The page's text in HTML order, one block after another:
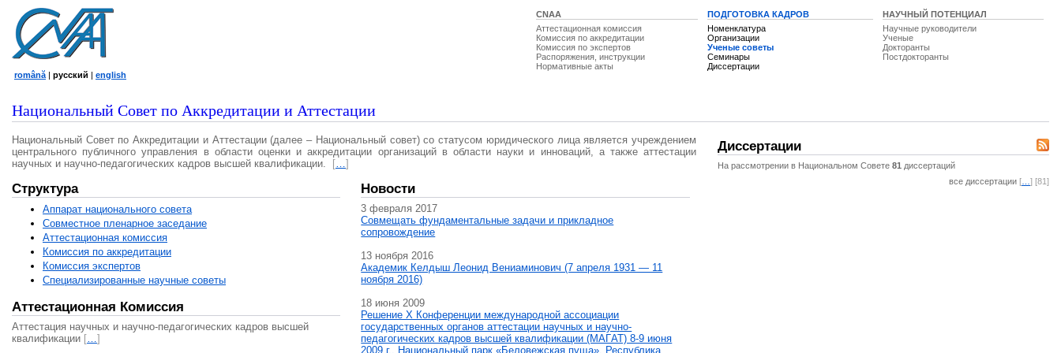
CNAA
Аттестационная комиссия
Комиссия по аккредитации
Комиссия по экспертов
Распоряжения, инструкции
Нормативные акты
ПОДГОТОВКА КАДРОВ
Номенклатура
Организации
Ученые советы
Семинары
Диссертации
НАУЧНЫЙ ПОТЕНЦИАЛ
Научные руководители
Ученые
Докторанты
Постдокторанты
română | русский | english
Национальный Совет по Аккредитации и Аттестации
Национальный Совет по Аккредитации и Аттестации (далее – Национальный совет) со статусом юридического лица является учреждением
центрального публичного управления в области оценки и аккредитации организаций в области науки и инноваций, а также аттестации
научных и научно-педагогических кадров высшей квалификации.
[…]
Структура
Аппарат национального совета
Совместное пленарное заседание
Аттестационная комисcия
Комиссия по аккредитации
Комиссия экспертов
Специализированные научные советы
Аттестационная Комиссия
Аттестация научных и научно-педагогических кадров высшей
квалификации […]
Новости
3 февраля 2017
Совмещать фундаментальные задачи и прикладное
сопровождение
13 ноября 2016
Академик Келдыш Леонид Вениаминович (7 апреля 1931 — 11
ноября 2016)
18 июня 2009
Решение X Конференции международной ассоциации
государственных органов аттестации научных и научно-
педагогических кадров высшей квалификации (МАГAT) 8-9 июня
2009 г., Национальный парк «Беловежская пуща», Республика
Диссертации
На рассмотрении в Национальном Совете 81 диссертаций
все диссертации [ ] [81]